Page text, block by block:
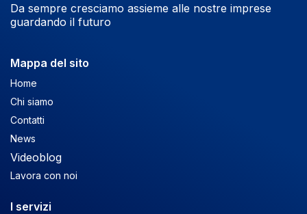
Da sempre cresciamo assieme alle nostre imprese
guardando il futuro
Mappa del sito
Home
Chi siamo
Contatti
News
Videoblog
Lavora con noi
I servizi